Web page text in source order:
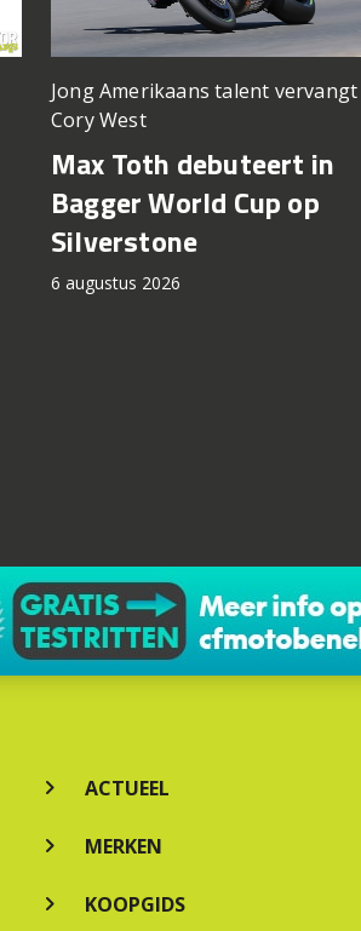
Jong Amerikaans talent vervangt
Cory West
Max Toth debuteert in
Bagger World Cup op
Silverstone
6 augustus 2026
ACTUEEL
MERKEN
KOOPGIDS